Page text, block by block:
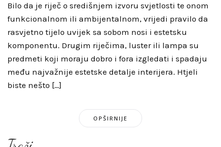
Bilo da je riječ o središnjem izvoru svjetlosti te onom
funkcionalnom ili ambijentalnom, vrijedi pravilo da
rasvjetno tijelo uvijek sa sobom nosi i estetsku
komponentu. Drugim riječima, luster ili lampa su
predmeti koji moraju dobro i fora izgledati i spadaju
među najvažnije estetske detalje interijera. Htjeli
biste nešto […]
OPŠIRNIJE